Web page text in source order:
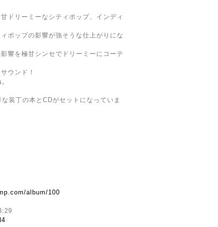
ドリーミーなシティポップ、インディ
ポップの影響が強そうな仕上がりにな
響を極甘シンセでドリーミーにコーテ
ウンド！
装丁の本とCDがセットになっていま
album/100